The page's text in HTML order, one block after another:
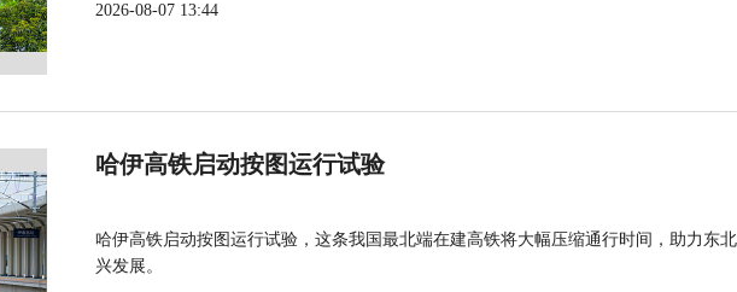
2026-08-07 13:44
哈伊高铁启动按图运行试验
哈伊高铁启动按图运行试验，这条我国最北端在建高铁将大幅压缩通行时间，助力东
兴发展。